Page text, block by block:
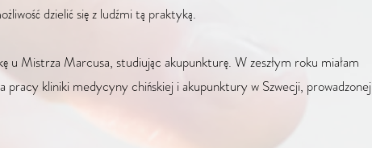
dzielić się z ludźmi tą praktyką.
u Mistrza Marcusa, studiując akupunkturę. W zeszłym roku miałam
pracy kliniki medycyny chińskiej i akupunktury w Szwecji, prowadzonej